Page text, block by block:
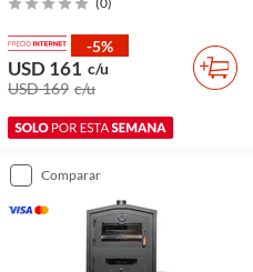
-5%
USD 161 c/u
USD 169 c/u
comparar